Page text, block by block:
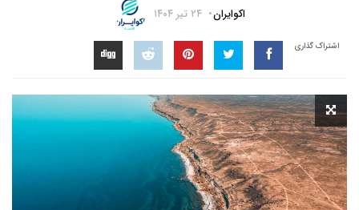
اکوایران ۲۴ تیر ۱۴۰۴
اشتراک گذاری